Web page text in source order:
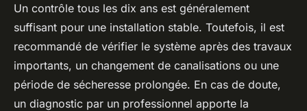
Un contrôle tous les dix ans est généralement
suffisant pour une installation stable. Toutefois, il est
recommandé de vérifier le système après des travaux
importants, un changement de canalisations ou une
période de sécheresse prolongée. En cas de doute,
un diagnostic par un professionnel apporte la